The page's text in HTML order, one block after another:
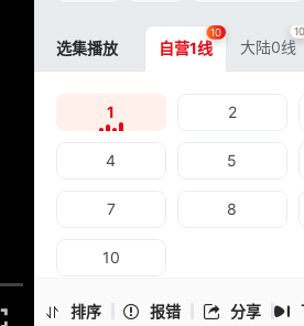
排序 报错 分享
选集播放 自营1线
10
大陆0线
10
1 2
4 5
7 8
10